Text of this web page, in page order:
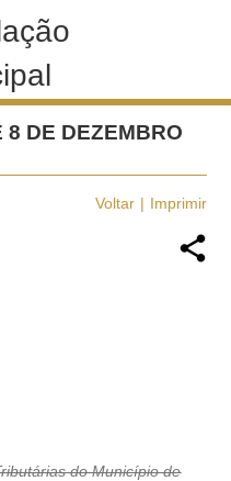
8 DE DEZEMBRO
Voltar Imprimir
do Município de